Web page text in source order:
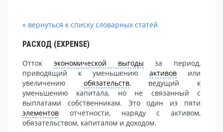
« вернуться к списку словарных статей
РАСХОД (EXPENSE)
Отток экономической выгоды за период,
приводящий к уменьшению активов или
увеличению обязательств, ведущий к
уменьшению капитала, но не связанный с
выплатами собственникам. Это один из пяти
элементов отчётности, наряду с активом,
обязательством, капиталом и доходом.